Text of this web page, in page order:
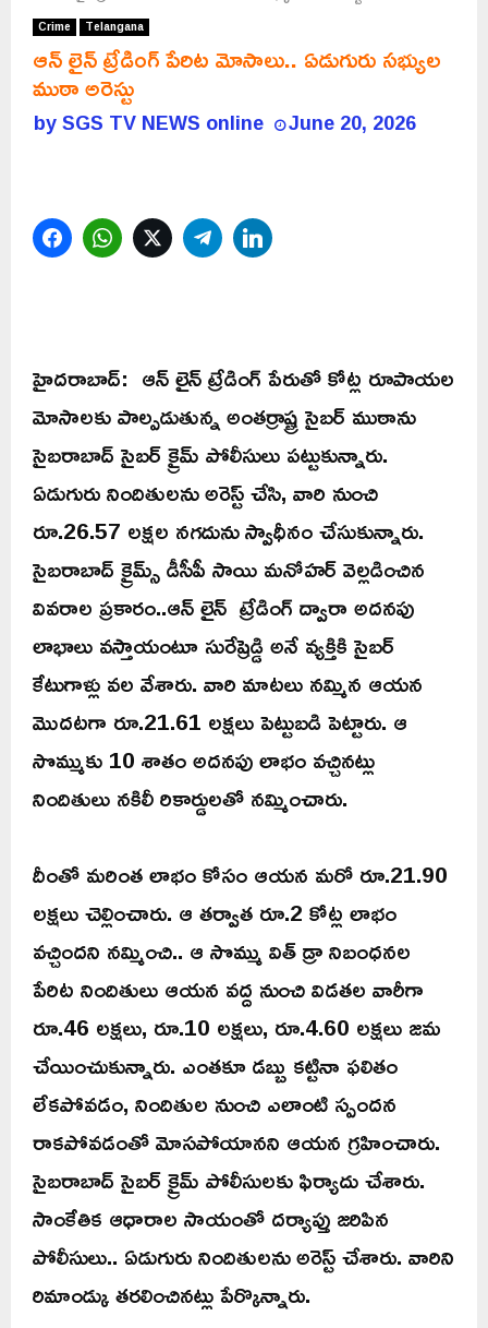
Crime Telangana
ఆన్ లైన్ ట్రేడింగ్ పేరిట మోసాలు.. ఏడుగురు సభ్యుల
ముఠా అరెస్టు
bySGS TV NEWS online June 20, 2026
FacebookWhatsAppTwitterTelegram
హైదరాబాద్: ఆన్ లైన్ ట్రేడింగ్ పేరుతో కోట్ల రూపాయల
మోసాలకు పాల్పడుతున్న అంతర్రాష్ట్ర సైబర్ ముఠాను
సైబరాబాద్ సైబర్ క్రైమ్ పోలీసులు పట్టుకున్నారు.
ఏడుగురు నిందితులను అరెస్ట్ చేసి, వారి నుంచి
రూ.26.57 లక్షల నగదును స్వాధీనం చేసుకున్నారు.
సైబరాబాద్ క్రైమ్స్ డీసీపీ సాయి మనోహర్ వెల్లడించిన
వివరాల ప్రకారం..ఆన్ లైన్ ట్రేడింగ్ ద్వారా అదనపు
లాభాలు వస్తాయంటూ సురేష్రెడ్డి అనే వ్యక్తికి సైబర్
కేటుగాళ్లు వల వేశారు. వారి మాటలు నమ్మిన ఆయన
మొదటగా రూ.21.61 లక్షలు పెట్టుబడి పెట్టారు. ఆ
సొమ్ముకు 10 శాతం అదనపు లాభం వచ్చినట్లు
నిందితులు నకిలీ రికార్డులతో నమ్మించారు.
దీంతో మరింత లాభం కోసం ఆయన మరో రూ.21.90
లక్షలు చెల్లించారు. ఆ తర్వాత రూ.2 కోట్ల లాభం
వచ్చిందని నమ్మించి.. ఆ సొమ్ము విత్ డ్రా నిబంధనల
పేరిట నిందితులు ఆయన వద్ద నుంచి విడతల వారీగా
రూ.46 లక్షలు, రూ.10 లక్షలు, రూ.4.60 లక్షలు జమ
చేయించుకున్నారు. ఎంతకూ డబ్బు కట్టినా ఫలితం
లేకపోవడం, నిందితుల నుంచి ఎలాంటి స్పందన
రాకపోవడంతో మోసపోయానని ఆయన గ్రహించారు.
సైబరాబాద్ సైబర్ క్రైమ్ పోలీసులకు ఫిర్యాదు చేశారు.
సాంకేతిక ఆధారాల సాయంతో దర్యాప్తు జరిపిన
పోలీసులు.. ఏడుగురు నిందితులను అరెస్ట్ చేశారు. వారిని
రిమాండ్కు తరలించినట్లు పేర్కొన్నారు.